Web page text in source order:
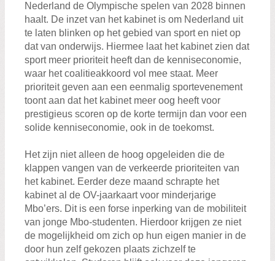
Nederland de Olympische spelen van 2028 binnen
haalt. De inzet van het kabinet is om Nederland uit
te laten blinken op het gebied van sport en niet op
dat van onderwijs. Hiermee laat het kabinet zien dat
sport meer prioriteit heeft dan de kenniseconomie,
waar het coalitieakkoord vol mee staat. Meer
prioriteit geven aan een eenmalig sportevenement
toont aan dat het kabinet meer oog heeft voor
prestigieus scoren op de korte termijn dan voor een
solide kenniseconomie, ook in de toekomst.
Het zijn niet alleen de hoog opgeleiden die de
klappen vangen van de verkeerde prioriteiten van
het kabinet. Eerder deze maand schrapte het
kabinet al de OV-jaarkaart voor minderjarige
Mbo’ers. Dit is een forse inperking van de mobiliteit
van jonge Mbo-studenten. Hierdoor krijgen ze niet
de mogelijkheid om zich op hun eigen manier in de
door hun zelf gekozen plaats zichzelf te